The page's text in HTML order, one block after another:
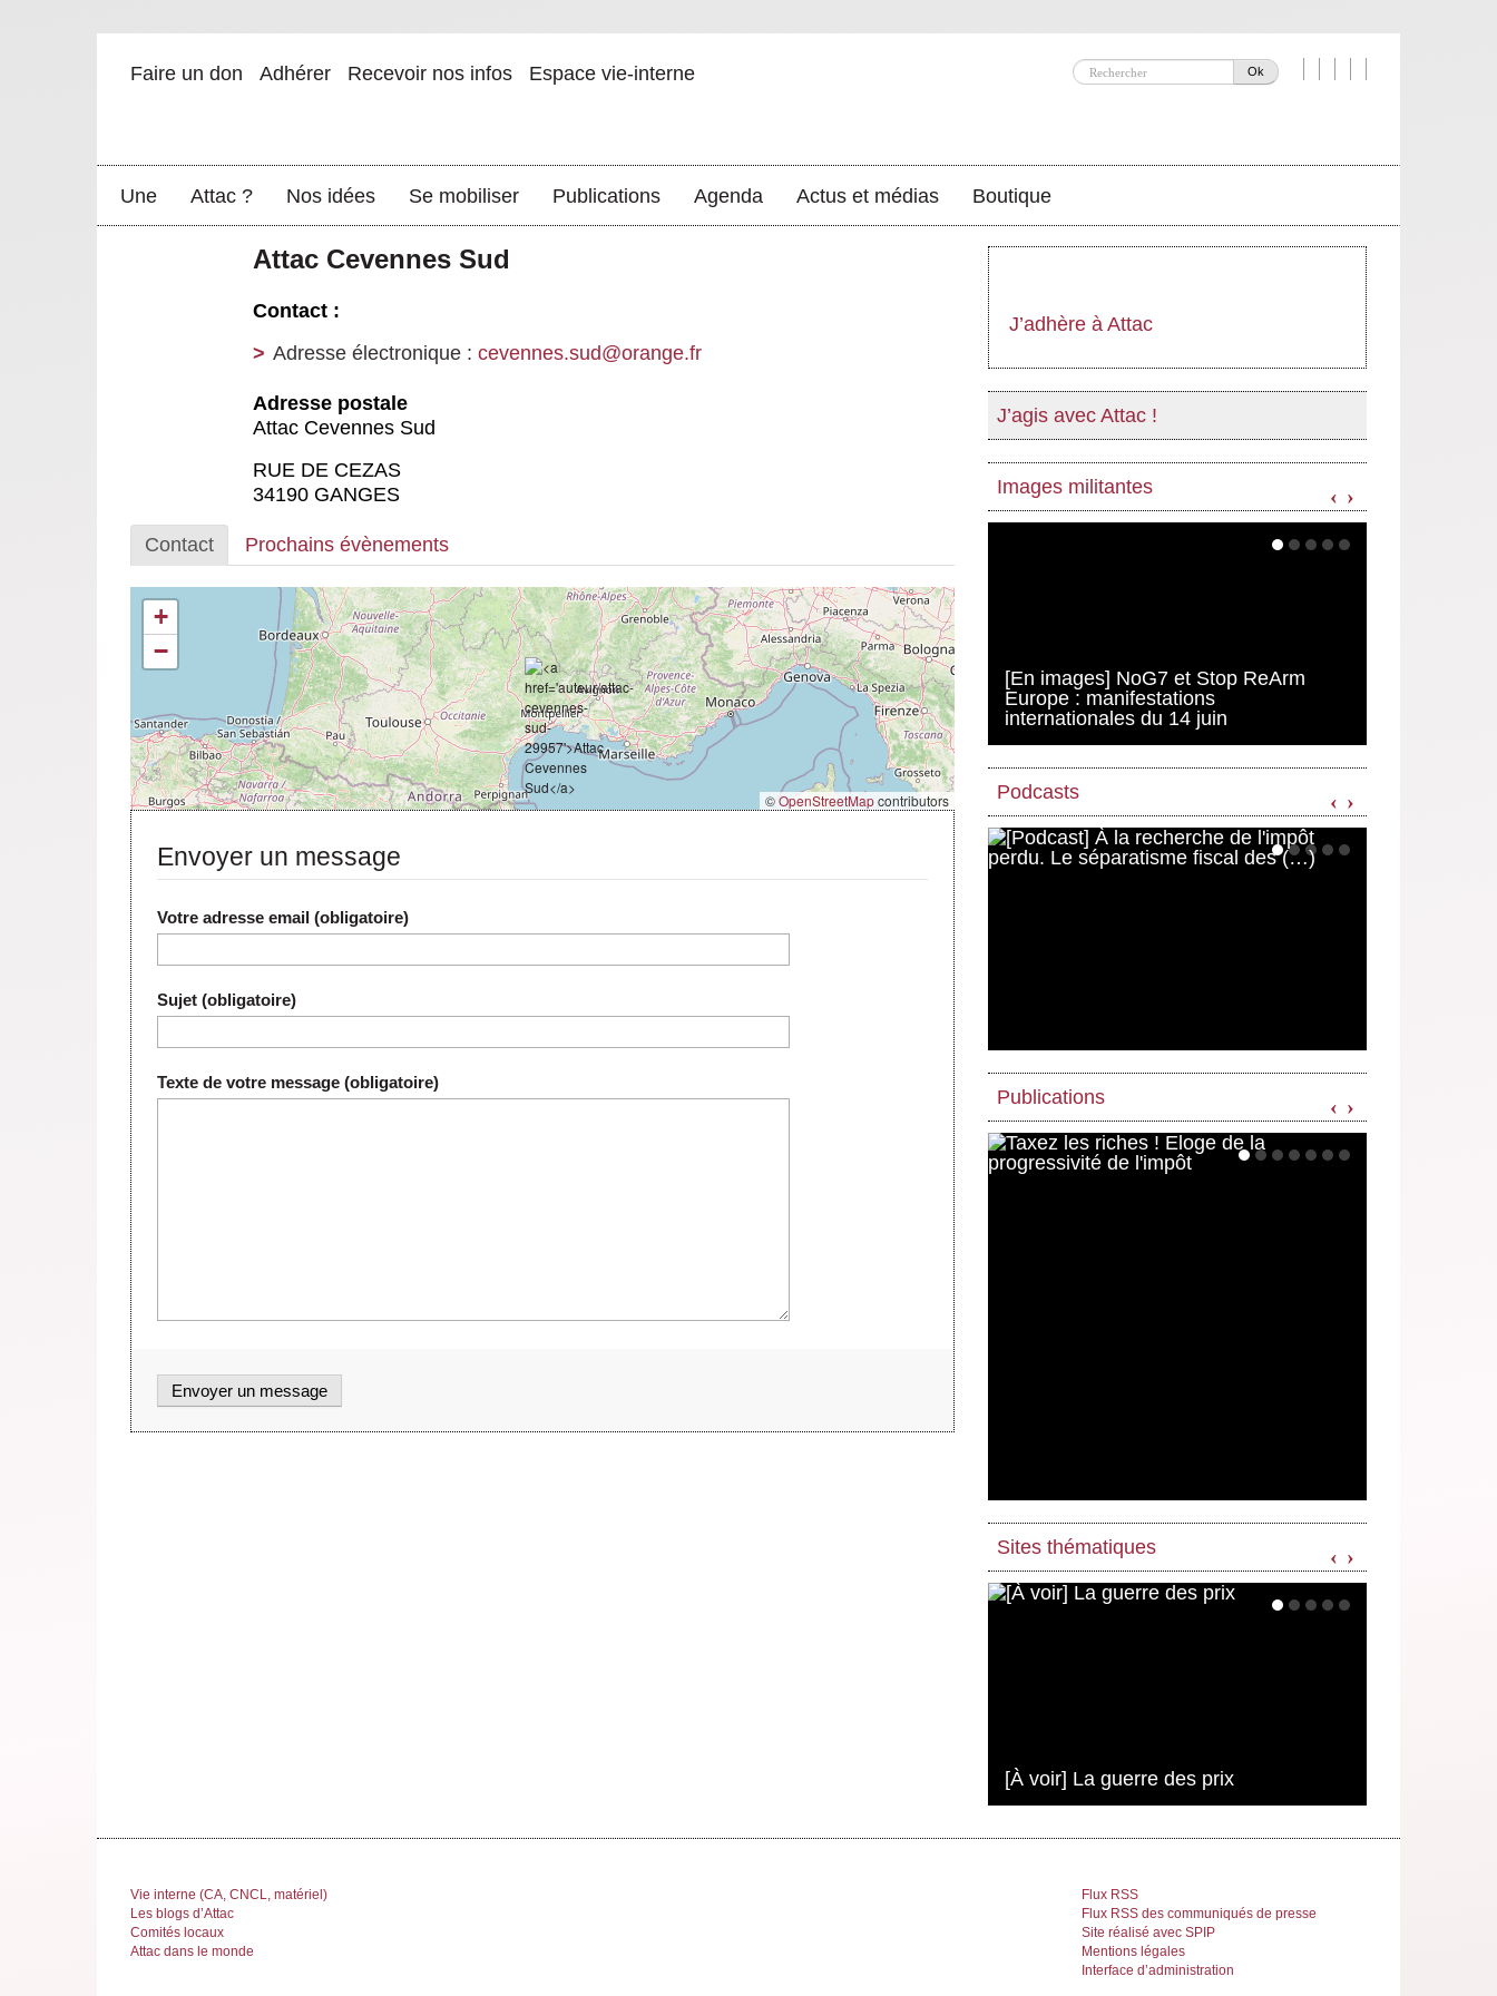
Ok
Faire un don Adhérer Recevoir nos infos Espace vie-interne
Une Attac ? Nos idées Se mobiliser Publications Agenda Actus et médias Boutique
Attac Cevennes Sud
Contact :
Adresse électronique : cevennes.sud@orange.fr
Adresse postale
Attac Cevennes Sud
RUE DE CEZAS
34190 GANGES
Contact Prochains évènements
+
−
©OpenStreetMapcontributors
Envoyer un message
Votre adresse email (obligatoire)
Sujet (obligatoire)
Texte de votre message (obligatoire)
J’adhère à Attac
J’agis avec Attac !
Images militantes
[En images] NoG7 et Stop ReArm
Europe : manifestations
internationales du 14 juin
‹ ›
Podcasts ‹ ›
Publications ‹ ›
Sites thématiques
[À voir] La guerre des prix
‹ ›
Vie interne (CA, CNCL, matériel)
Les blogs d’Attac
Comités locaux
Attac dans le monde
Flux RSS
Flux RSS des communiqués de presse
Site réalisé avec SPIP
Mentions légales
Interface d’administration